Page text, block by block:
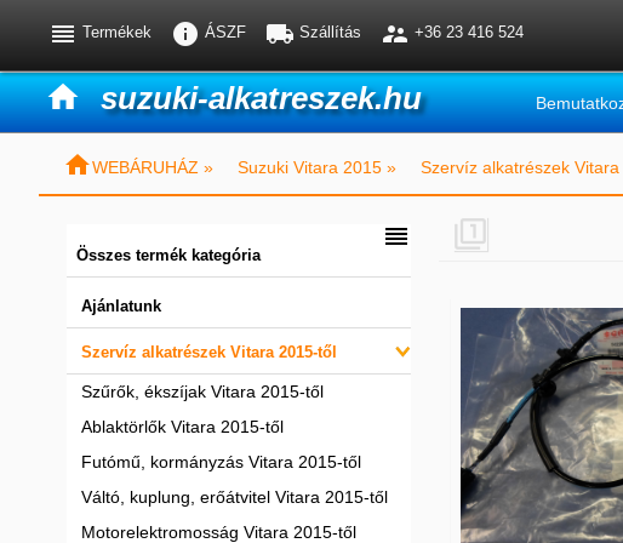
 suzuki-alkatreszek.hu
 Termékek  ÁSZF  Szállítás  +36 23 416 524
WEBÁRUHÁZ » Suzuki Vitara 2015 » Szervíz alkatrészek Vitara
Összes termék kategória

Ajánlatunk
Szervíz alkatrészek Vitara 2015-től
Szűrők, ékszíjak Vitara 2015-től
Ablaktörlők Vitara 2015-től
Futómű, kormányzás Vitara 2015-től
Váltó, kuplung, erőátvitel Vitara 2015-től
Motorelektromosság Vitara 2015-től
